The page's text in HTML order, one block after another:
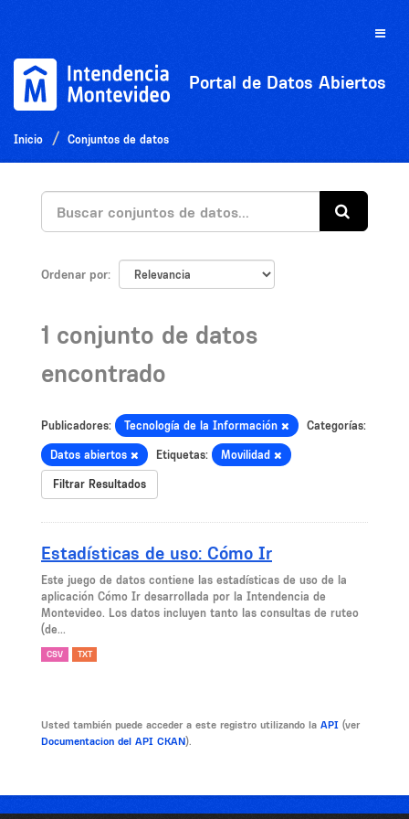
Toggle
Portal de Datos Abiertos
Inicio Conjuntos de datos
Ordenar por
1 conjunto de datos
encontrado
Publicadores: Tecnología de la Información Categorías:
Datos abiertos Etiquetas: Movilidad
Filtrar Resultados
Estadísticas de uso: Cómo Ir
Este juego de datos contiene las estadísticas de uso de la
aplicación Cómo Ir desarrollada por la Intendencia de
Montevideo. Los datos incluyen tanto las consultas de ruteo
(de...
CSV TXT
Usted también puede acceder a este registro utilizando la API (ver
Documentacion del API CKAN).